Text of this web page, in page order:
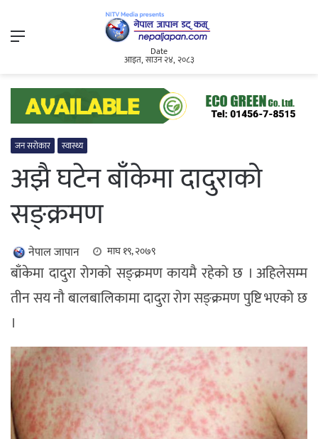
Menu
Date
आइत, साउन २४, २०८३
जन सरोकार स्वास्थ्य
अझै घटेन बाँकेमा दादुराको
सङ्क्रमण
नेपाल जापान माघ १९, २०७९
बाँकेमा दादुरा रोगको सङ्क्रमण कायमै रहेको छ । अहिलेसम्म
तीन सय नौ बालबालिकामा दादुरा रोग सङ्क्रमण पुष्टि भएको छ
।